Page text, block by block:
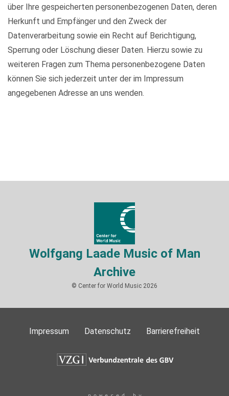
über Ihre gespeicherten personenbezogenen Daten, deren
Herkunft und Empfänger und den Zweck der
Datenverarbeitung sowie ein Recht auf Berichtigung,
Sperrung oder Löschung dieser Daten. Hierzu sowie zu
weiteren Fragen zum Thema personenbezogene Daten
können Sie sich jederzeit unter der im Impressum
angegebenen Adresse an uns wenden.
Wolfgang Laade Music of Man
Archive
© Center for World Music 2026
Impressum Datenschutz Barrierefreiheit